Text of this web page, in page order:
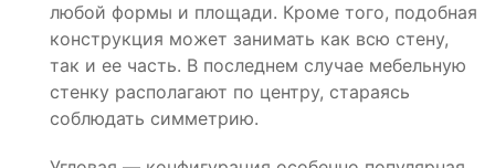
любой формы и площади. Кроме того, подобная
конструкция может занимать как всю стену,
так и ее часть. В последнем случае мебельную
стенку располагают по центру, стараясь
соблюдать симметрию.